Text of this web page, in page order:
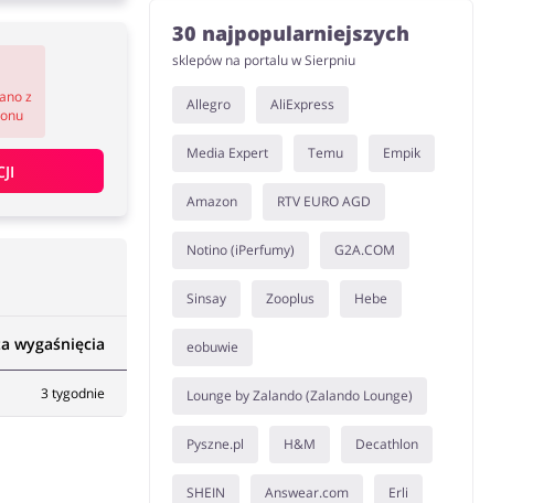
z
wygaśnięcia
3 tygodnie
30 najpopularniejszych
sklepów na portalu w Sierpniu
Allegro AliExpress
Media Expert Temu Empik
Amazon RTV EURO AGD
Notino (iPerfumy) G2A.COM
Sinsay Zooplus Hebe
eobuwie
Lounge by Zalando (Zalando Lounge)
Pyszne.pl H&M Decathlon
SHEIN Answear.com Erli